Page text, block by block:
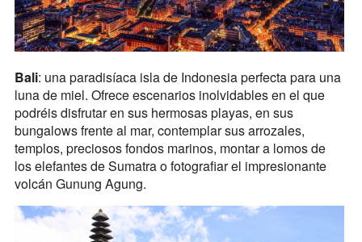
Bali: una paradisíaca isla de Indonesia perfecta para una
luna de miel. Ofrece escenarios inolvidables en el que
podréis disfrutar en sus hermosas playas, en sus
bungalows frente al mar, contemplar sus arrozales,
templos, preciosos fondos marinos, montar a lomos de
los elefantes de Sumatra o fotografiar el impresionante
volcán Gunung Agung.